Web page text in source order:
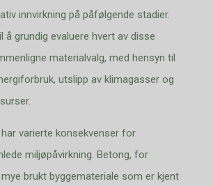
innvirkning på påfølgende stadier.
å grundig evaluere hvert av disse
materialvalg, med hensyn til
utslipp av klimagasser og
varierte konsekvenser for
miljøpåvirkning. Betong, for
brukt byggemateriale som er kjent